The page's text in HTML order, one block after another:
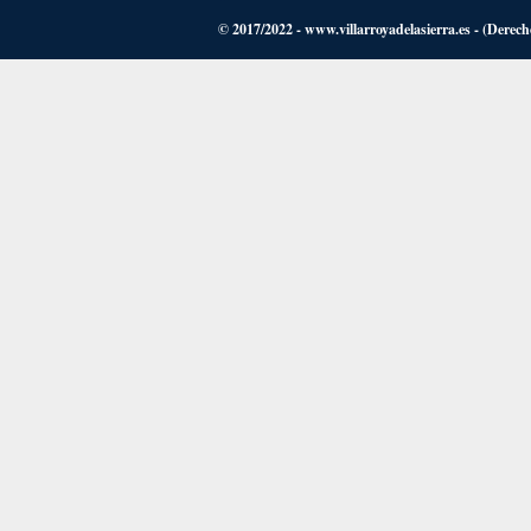
© 2017/2022 - www.villarroyadelasierra.es -